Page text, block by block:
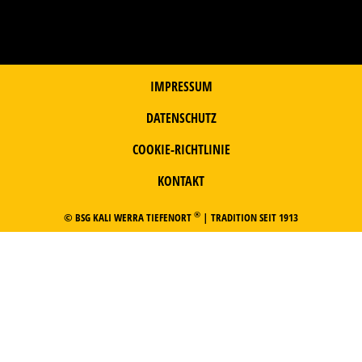
IMPRESSUM
DATENSCHUTZ
COOKIE-RICHTLINIE
KONTAKT
© BSG KALI WERRA TIEFENORT ® | TRADITION SEIT 1913